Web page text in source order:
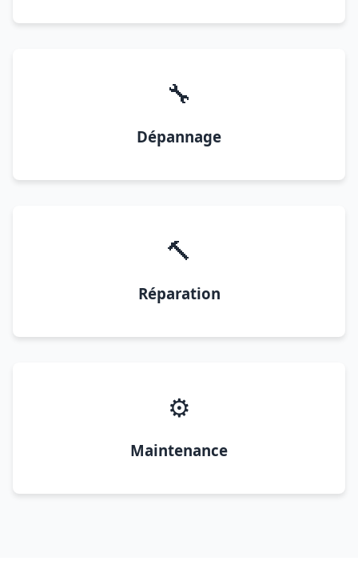
🔧
Dépannage
🔨
Réparation
⚙️
Maintenance